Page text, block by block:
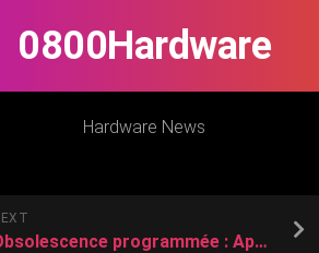
0800Hardware
Hardware News
Obsolescence programmée : Apple abandonne ces 8 iPhone et Mac en septembre